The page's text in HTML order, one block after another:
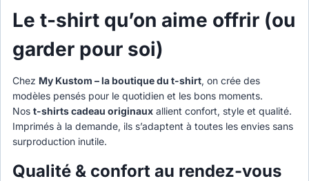
Le t-shirt qu’on aime offrir (ou
garder pour soi)
Chez My Kustom – la boutique du t-shirt, on crée des
modèles pensés pour le quotidien et les bons moments.
Nos t-shirts cadeau originaux allient confort, style et qualité.
Imprimés à la demande, ils s’adaptent à toutes les envies sans
surproduction inutile.
Qualité & confort au rendez-vous